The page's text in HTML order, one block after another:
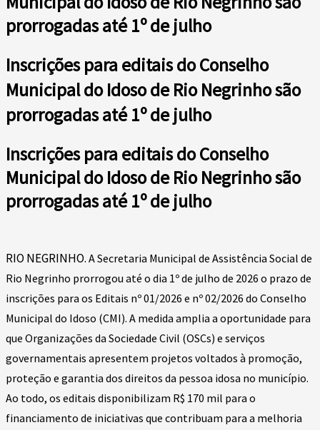
prorrogadas até 1º de julho
Inscrições para editais do Conselho
Municipal do Idoso de Rio Negrinho são
prorrogadas até 1º de julho
Inscrições para editais do Conselho
Municipal do Idoso de Rio Negrinho são
prorrogadas até 1º de julho
RIO NEGRINHO. A Secretaria Municipal de Assistência Social de
Rio Negrinho prorrogou até o dia 1º de julho de 2026 o prazo de
inscrições para os Editais nº 01/2026 e nº 02/2026 do Conselho
Municipal do Idoso (CMI). A medida amplia a oportunidade para
que Organizações da Sociedade Civil (OSCs) e serviços
governamentais apresentem projetos voltados à promoção,
proteção e garantia dos direitos da pessoa idosa no município.
Ao todo, os editais disponibilizam R$ 170 mil para o
financiamento de iniciativas que contribuam para a melhoria